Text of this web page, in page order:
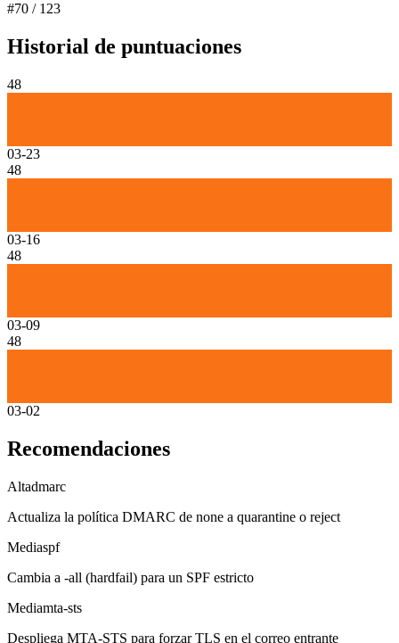
#70 / 123
Historial de puntuaciones
48
03-23
48
03-16
48
03-09
48
03-02
Recomendaciones
Altadmarc
Actualiza la política DMARC de none a quarantine o reject
Mediaspf
Cambia a -all (hardfail) para un SPF estricto
Mediamta-sts
Despliega MTA-STS para forzar TLS en el correo entrante